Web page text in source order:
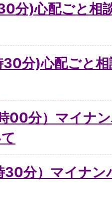
分)心配ごと相
分)心配ごと
00分）マイナ
30分）マイナ